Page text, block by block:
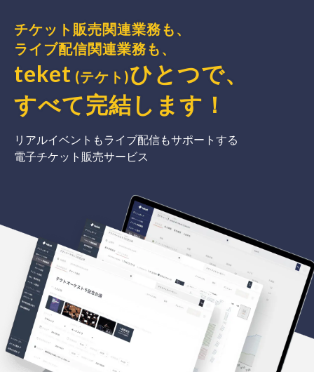
チケット販売関連業務も、
ライブ配信関連業務も、
teket (テケト)ひとつで、
すべて完結 します ！
リアルイベントもライブ配信もサポートする
電子チケット販売サービス